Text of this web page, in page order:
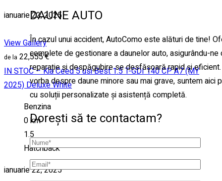
DAUNE AUTO
În cazul unui accident, AutoComo este alături de tine!
complete de gestionare a daunelor auto, asigurându-
reparație și despăgubire se desfășoară rapid și
vorba despre daune minore sau mai grave, suntem aici
cu soluții personalizate și asistență completă.
Dorești să te contactam?
ianuarie 22, 2025
View Gallery
22,555 €
IN STOC – Kia Ceed 5 usi Best 1.5 T-GDI 140 CP A7 (MY
2025) Deluxe White
Benzina
0 km
1.5
Hatchback
ianuarie 22, 2025